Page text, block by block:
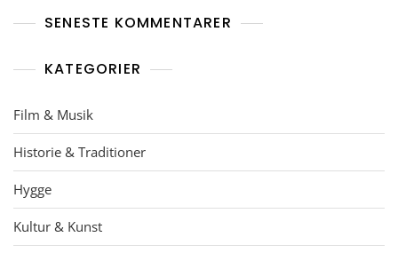
SENESTE KOMMENTARER
KATEGORIER
Film & Musik
Historie & Traditioner
Hygge
Kultur & Kunst